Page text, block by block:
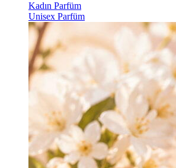
Kadın Parfüm
Unisex Parfüm